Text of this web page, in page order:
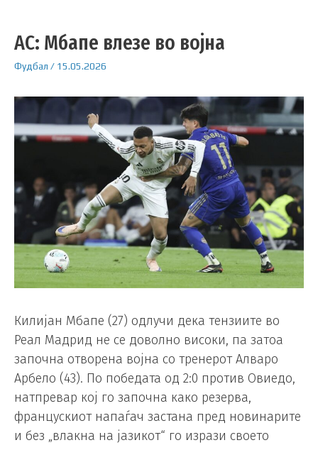
АС: Мбапе влезе во војна
Фудбал / 15.05.2026
Килијан Мбапе (27) одлучи дека тензиите во
Реал Мадрид не се доволно високи, па затоа
започна отворена војна со тренерот Алваро
Арбело (43). По победата од 2:0 против Овиедо,
натпревар кој го започна како резерва,
францускиот напаѓач застана пред новинарите
и без „влакна на јазикот“ го изрази своето